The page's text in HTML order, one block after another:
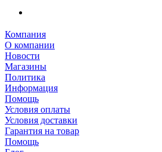
Компания
О компании
Новости
Магазины
Политика
Информация
Помощь
Условия оплаты
Условия доставки
Гарантия на товар
Помощь